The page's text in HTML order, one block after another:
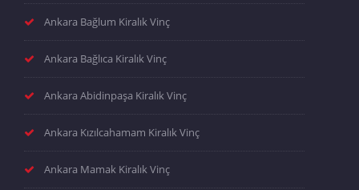
Ankara Bağlum Kiralık Vinç
Ankara Bağlıca Kiralık Vinç
Ankara Abidinpaşa Kiralık Vinç
Ankara Kızılcahamam Kiralık Vinç
Ankara Mamak Kiralık Vinç